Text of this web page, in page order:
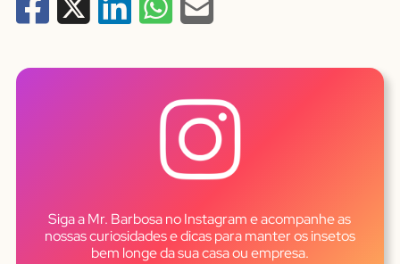
Siga a Mr. Barbosa no Instagram e acompanhe as
nossas curiosidades e dicas para manter os insetos
bem longe da sua casa ou empresa.